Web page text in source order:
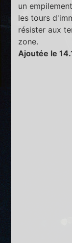
un
les tours
résister aux
zone.
Ajoutée le